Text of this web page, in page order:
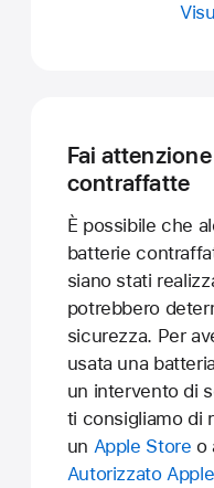
Fai
contraffatte
È possibile che
batterie
siano stati
potrebbero
sicurezza. Per
usata una
un intervento di
ti consigliamo di
un Apple Store o
Autorizzato Apple